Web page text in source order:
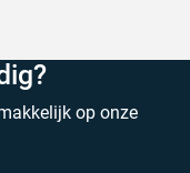
op onze